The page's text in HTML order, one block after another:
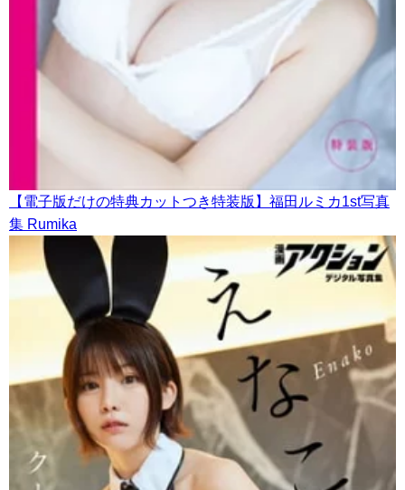
【電子版だけの特典カットつき特装版】福田ルミカ1st写真
集 Rumika